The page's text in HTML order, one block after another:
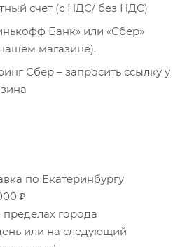
счет (с НДС/ без НДС)
Банк» или «Сбер»
магазине).
Сбер – запросить ссылку у
по Екатеринбургу
₽
города
или на следующий